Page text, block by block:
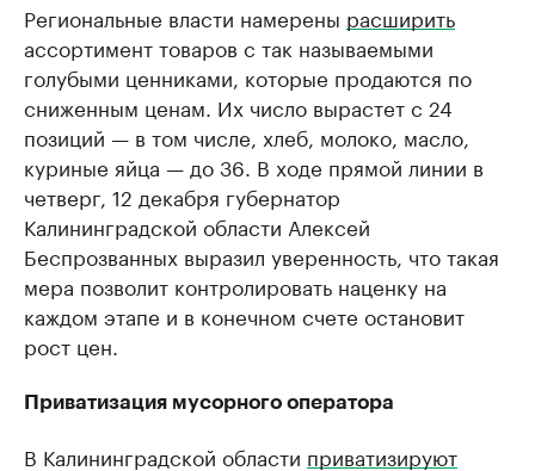
Региональные власти намерены расширить
ассортимент товаров с так называемыми
голубыми ценниками, которые продаются по
сниженным ценам. Их число вырастет с 24
позиций — в том числе, хлеб, молоко, масло,
куриные яйца — до 36. В ходе прямой линии в
четверг, 12 декабря губернатор
Калининградской области Алексей
Беспрозванных выразил уверенность, что такая
мера позволит контролировать наценку на
каждом этапе и в конечном счете остановит
рост цен.
Приватизация мусорного оператора
В Калининградской области приватизируют